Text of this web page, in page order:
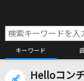
キーワード
Helloコン